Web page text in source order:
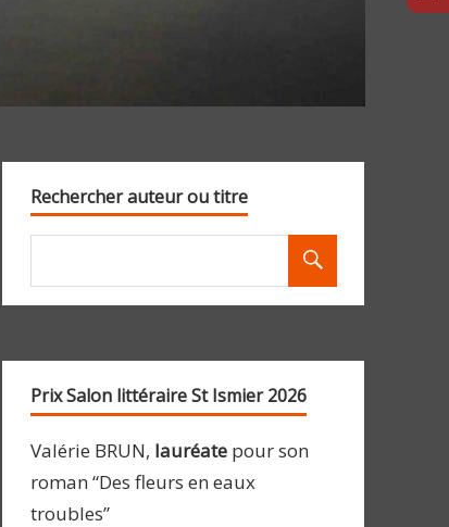
Rechercher auteur ou titre
Prix Salon littéraire St Ismier 2026
Valérie BRUN, lauréatepour son
roman “Des fleurs en eaux
troubles”